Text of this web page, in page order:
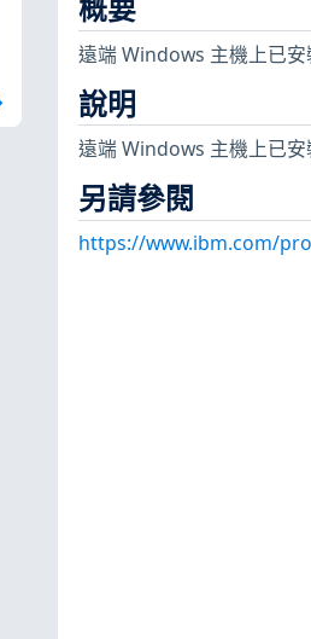
概要
遠端 Windows 主機上已安
說明
遠端 Windows 主機上已安
另請參閱
https://www.ibm.com/